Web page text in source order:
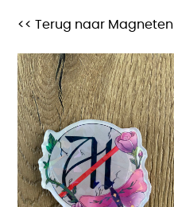
<< Terug naar Magneten